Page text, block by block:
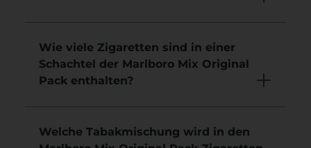
Wie viele Zigaretten sind in einer
Schachtel der Marlboro Mix Original
Pack enthalten?
Welche Tabakmischung wird in den